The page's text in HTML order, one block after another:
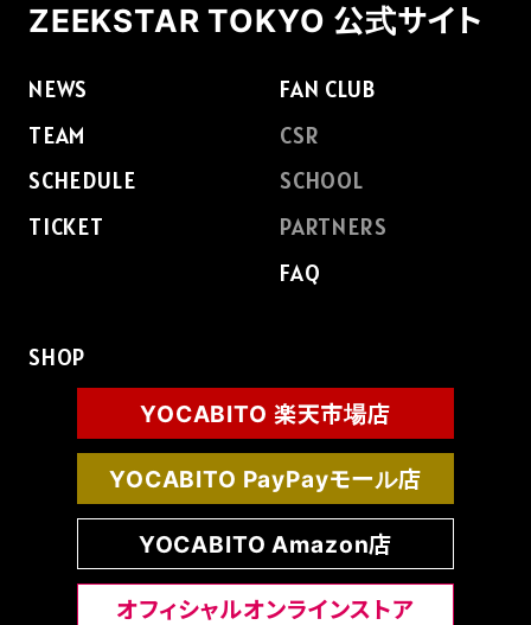
ZEEKSTAR TOKYO 公式サイト
NEWS
TEAM
SCHEDULE
TICKET
FAN CLUB
CSR
SCHOOL
PARTNERS
FAQ
SHOP
YOCABITO 楽天市場店
YOCABITO PayPayモール店
YOCABITO Amazon店
オフィシャルオンラインストア